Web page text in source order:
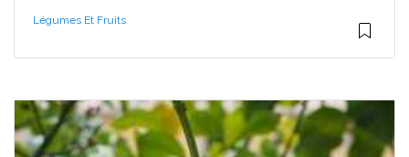
Légumes Et Fruits